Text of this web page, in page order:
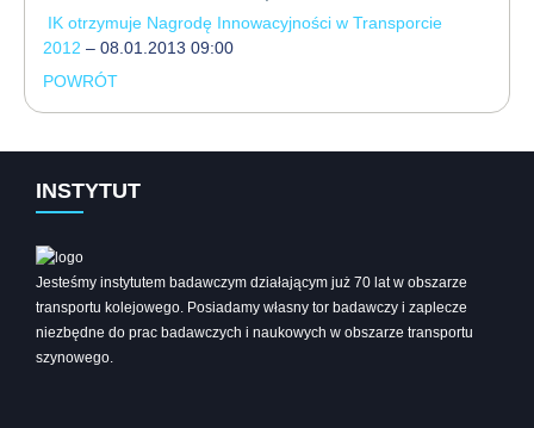
IK otrzymuje Nagrodę Innowacyjności w Transporcie
2012 – 08.01.2013 09:00
POWRÓT
INSTYTUT
Jesteśmy instytutem badawczym działającym już 70 lat w obszarze
transportu kolejowego. Posiadamy własny tor badawczy i zaplecze
niezbędne do prac badawczych i naukowych w obszarze transportu
szynowego.